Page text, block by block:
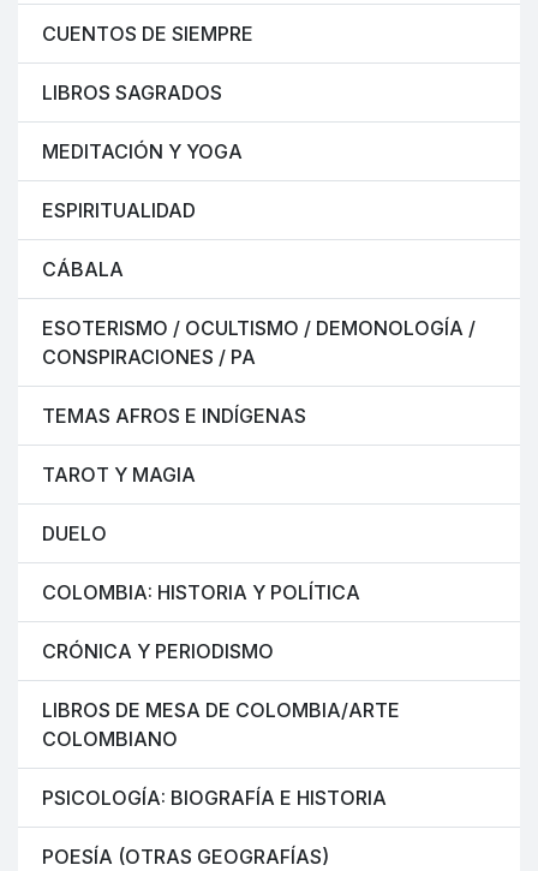
CUENTOS DE SIEMPRE
LIBROS SAGRADOS
MEDITACIÓN Y YOGA
ESPIRITUALIDAD
CÁBALA
ESOTERISMO / OCULTISMO / DEMONOLOGÍA /
CONSPIRACIONES / PA
TEMAS AFROS E INDÍGENAS
TAROT Y MAGIA
DUELO
COLOMBIA: HISTORIA Y POLÍTICA
CRÓNICA Y PERIODISMO
LIBROS DE MESA DE COLOMBIA/ARTE
COLOMBIANO
PSICOLOGÍA: BIOGRAFÍA E HISTORIA
POESÍA (OTRAS GEOGRAFÍAS)